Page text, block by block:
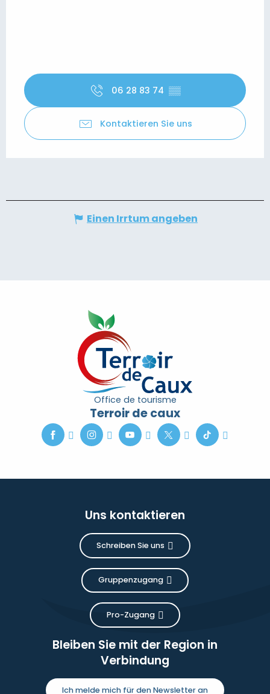
06 28 83 74 ▒▒
Kontaktieren Sie uns
Einen Irrtum angeben
Office de tourisme
Terroir de caux
Uns kontaktieren
Schreiben Sie uns
Gruppenzugang
Pro-Zugang
Bleiben Sie mit der Region in
Verbindung
Ich melde mich für den Newsletter an